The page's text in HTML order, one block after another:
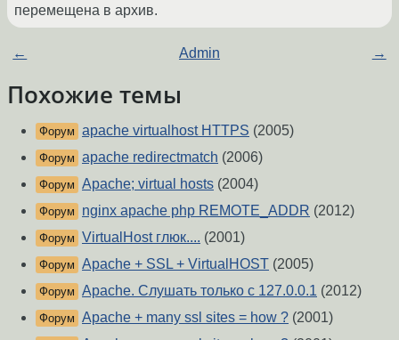
перемещена в архив.
← Admin →
Похожие темы
Форум apache virtualhost HTTPS (2005)
Форум apache redirectmatch (2006)
Форум Apache; virtual hosts (2004)
Форум nginx apache php REMOTE_ADDR (2012)
Форум VirtualHost глюк.... (2001)
Форум Apache + SSL + VirtualHOST (2005)
Форум Apache. Слушать только с 127.0.0.1 (2012)
Форум Apache + many ssl sites = how ? (2001)